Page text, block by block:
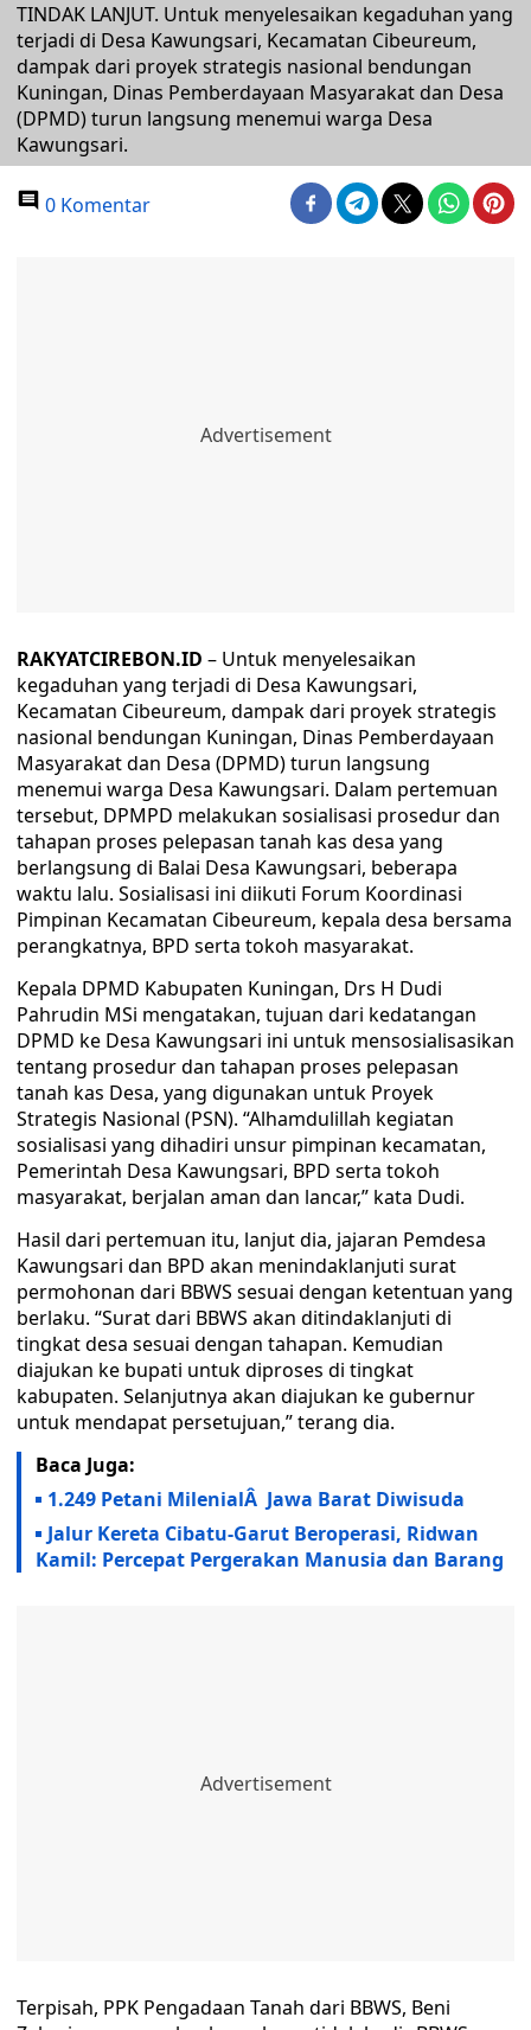
TINDAK LANJUT. Untuk menyelesaikan kegaduhan yang
terjadi di Desa Kawungsari, Kecamatan Cibeureum,
dampak dari proyek strategis nasional bendungan
Kuningan, Dinas Pemberdayaan Masyarakat dan Desa
(DPMD) turun langsung menemui warga Desa
Kawungsari.
0 Komentar
RAKYATCIREBON.ID – Untuk menyelesaikan
kegaduhan yang terjadi di Desa Kawungsari,
Kecamatan Cibeureum, dampak dari proyek strategis
nasional bendungan Kuningan, Dinas Pemberdayaan
Masyarakat dan Desa (DPMD) turun langsung
menemui warga Desa Kawungsari. Dalam pertemuan
tersebut, DPMPD melakukan sosialisasi prosedur dan
tahapan proses pelepasan tanah kas desa yang
berlangsung di Balai Desa Kawungsari, beberapa
waktu lalu. Sosialisasi ini diikuti Forum Koordinasi
Pimpinan Kecamatan Cibeureum, kepala desa bersama
perangkatnya, BPD serta tokoh masyarakat.
Kepala DPMD Kabupaten Kuningan, Drs H Dudi
Pahrudin MSi mengatakan, tujuan dari kedatangan
DPMD ke Desa Kawungsari ini untuk mensosialisasikan
tentang prosedur dan tahapan proses pelepasan
tanah kas Desa, yang digunakan untuk Proyek
Strategis Nasional (PSN). “Alhamdulillah kegiatan
sosialisasi yang dihadiri unsur pimpinan kecamatan,
Pemerintah Desa Kawungsari, BPD serta tokoh
masyarakat, berjalan aman dan lancar,” kata Dudi.
Hasil dari pertemuan itu, lanjut dia, jajaran Pemdesa
Kawungsari dan BPD akan menindaklanjuti surat
permohonan dari BBWS sesuai dengan ketentuan yang
berlaku. “Surat dari BBWS akan ditindaklanjuti di
tingkat desa sesuai dengan tahapan. Kemudian
diajukan ke bupati untuk diproses di tingkat
kabupaten. Selanjutnya akan diajukan ke gubernur
untuk mendapat persetujuan,” terang dia.
Baca Juga:
1.249 Petani MilenialÂ Jawa Barat Diwisuda
Jalur Kereta Cibatu-Garut Beroperasi, Ridwan
Kamil: Percepat Pergerakan Manusia dan Barang
Terpisah, PPK Pengadaan Tanah dari BBWS, Beni